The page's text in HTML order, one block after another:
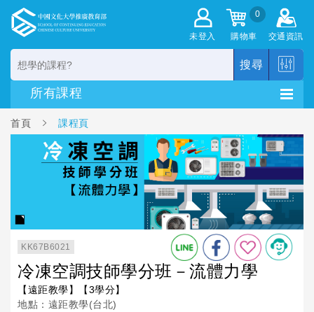
未登入
0
購物車 交通資訊
搜尋
首頁 課程頁
KK67B6021
冷凍空調技師學分班－流體力學
【遠距教學】【3學分】
地點：遠距教學(台北)